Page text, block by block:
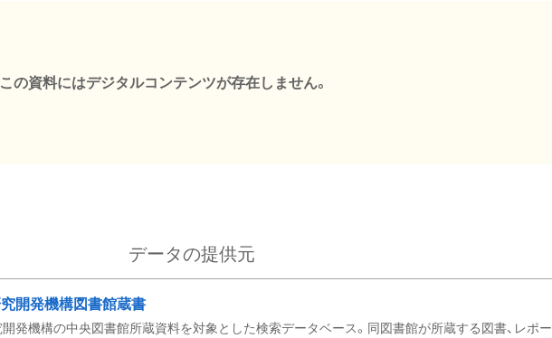
この資料にはデジタルコンテンツが存在しません。
データの提供元
開発機構図書館蔵書
発機構の中央図書館所蔵資料を対象とした検索データベース。同図書館が所蔵する図書、レポー